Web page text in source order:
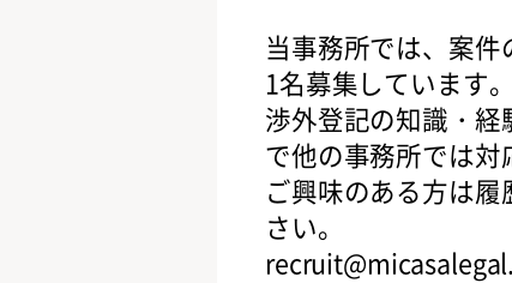
当事務所では、案
1名募集しています。
渉外登記の知識・
で他の事務所では対
ご興味のある方は
さい。